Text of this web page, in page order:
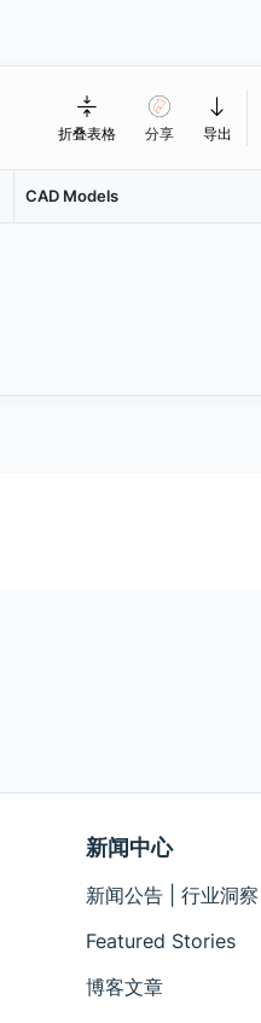
折叠表格 分享 导出
CAD Models
新闻中心
新闻公告 | 行业洞察
Featured Stories
博客文章